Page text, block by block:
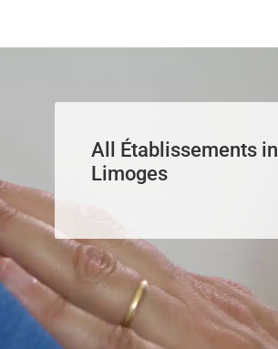
All Établissements in
Limoges